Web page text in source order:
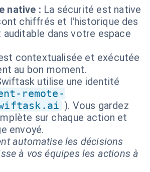
native : La sécurité est native
chiffrés et l'historique des
dans votre espace
contextualisée et exécutée
au bon moment.
utilise une identité
remote-
). Vous gardez
sur chaque action et
envoyé.
automatise les décisions
à vos équipes les actions à